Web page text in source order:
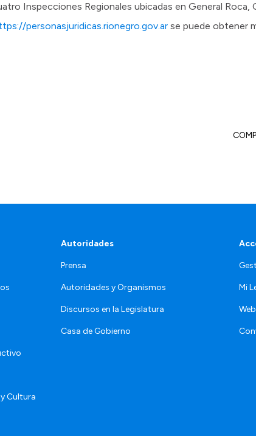
Inspecciones Regionales ubicadas en General Roca,
personasjuridicas.rionegro.gov.ar se puede obtener
Cultura
Autoridades
Prensa
Autoridades y Organismos
Discursos en la Legislatura
Casa de Gobierno
Mi